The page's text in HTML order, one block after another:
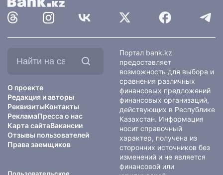
О проекте
Редакция и авторы
РеквизитыКонтакты
РекламаПресса о нас
Карта сайтаВакансии
Отзывы пользователей
Права заемщиков
Портал bank.kz
предоставляет
возможность для выбора и
сравнения различных
финансовых предложений
финансовых организаций,
действующих в Республике
Казахстан. Информация
носит справочный
характер, получена из
сторонних источников без
изменений и не является
финансовой или